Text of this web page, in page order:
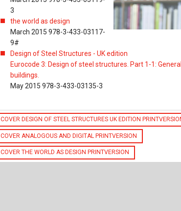
Baustoffe
3
the world as design
March 2015 978-3-433-03117-
9#
Design of Steel Structures - UK edition
Eurocode 3: Design of steel structures. Part 1-1:
buildings.
May 2015 978-3-433-03135-3
COVER DESIGN OF STEEL STRUCTURES UK EDITION
COVER ANALOGOUS AND DIGITAL PRINTVERSION
COVER THE WORLD AS DESIGN PRINTVERSION